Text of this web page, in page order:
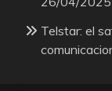
Telstar: el